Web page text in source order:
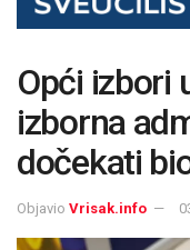
Opći izbori
izborna
dočekati
Objavio Vrisak.info